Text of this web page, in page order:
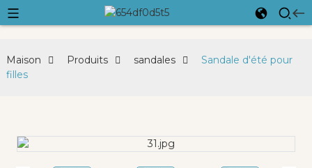
Maison Produits sandales
Sandale d'été pour
filles